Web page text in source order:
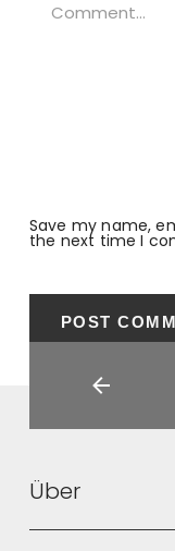
Save my name,
the next time I
Über